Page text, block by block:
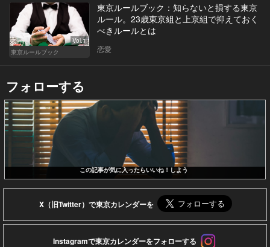
Vol.1
東京ルールブック
東京ルールブック：知らないと損する東京
ルール。23歳東京組と上京組で抑えておく
べきルールとは
恋愛
フォローする
この記事が気に入ったらいいね！しよう
X（旧Twitter）で東京カレンダーを
Instagramで東京カレンダーをフォローする